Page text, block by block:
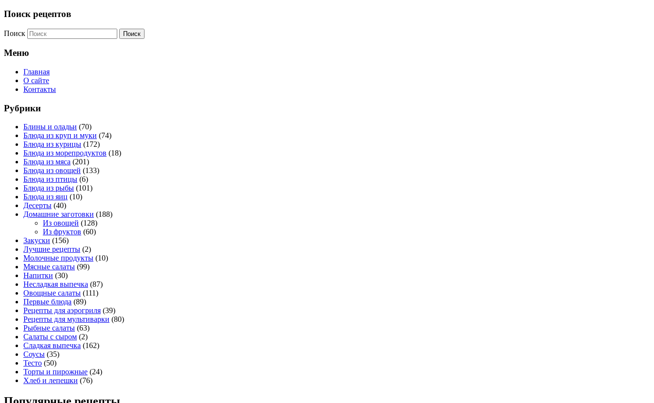
Поиск рецептов
Поиск
Меню
Главная
О сайте
Контакты
Рубрики
Блины и оладьи (70)
Блюда из круп и муки (74)
Блюда из курицы (172)
Блюда из морепродуктов (18)
Блюда из мяса (201)
Блюда из овощей (133)
Блюда из птицы (6)
Блюда из рыбы (101)
Блюда из яиц (10)
Десерты (40)
Домашние заготовки (188)
Из овощей (128)
Из фруктов (60)
Закуски (156)
Лучшие рецепты (2)
Молочные продукты (10)
Мясные салаты (99)
Напитки (30)
Несладкая выпечка (87)
Овощные салаты (111)
Первые блюда (89)
Рецепты для аэрогриля (39)
Рецепты для мультиварки (80)
Рыбные салаты (63)
Салаты с сыром (2)
Сладкая выпечка (162)
Соусы (35)
Тесто (50)
Торты и пирожные (24)
Хлеб и лепешки (76)